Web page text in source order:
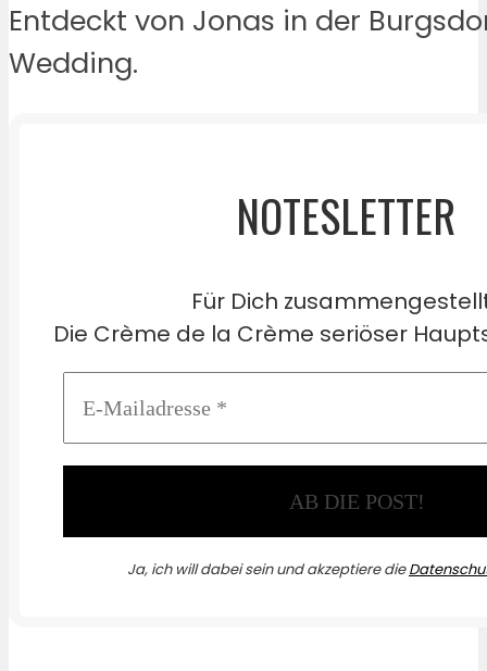
Entdeckt von Jonas in der
Wedding.
NOTESLETTER
Für Dich
Die Crème de la Crème seriöser
Ja, ich will dabei sein und akzeptiere die